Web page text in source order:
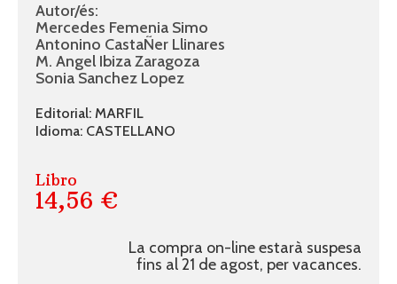
Autor/és:
Mercedes Femenia Simo
Antonino CastaÑer Llinares
M. Angel Ibiza Zaragoza
Sonia Sanchez Lopez
Editorial: MARFIL
Idioma: CASTELLANO
Libro
14,56 €
La compra on-line estarà suspesa
fins al 21 de agost, per vacances.